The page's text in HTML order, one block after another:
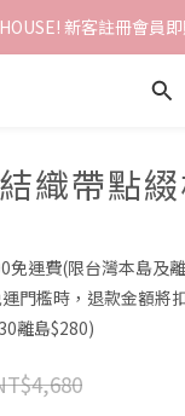
新客註冊會員
新客註冊會員
館單筆訂單滿 $2000 免
織帶點
免運費(限台灣本島及
門檻時，退款金額將
離島$280)